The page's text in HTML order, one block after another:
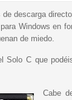
descarga
Windows en
de miedo.
Solo C que
Cabe